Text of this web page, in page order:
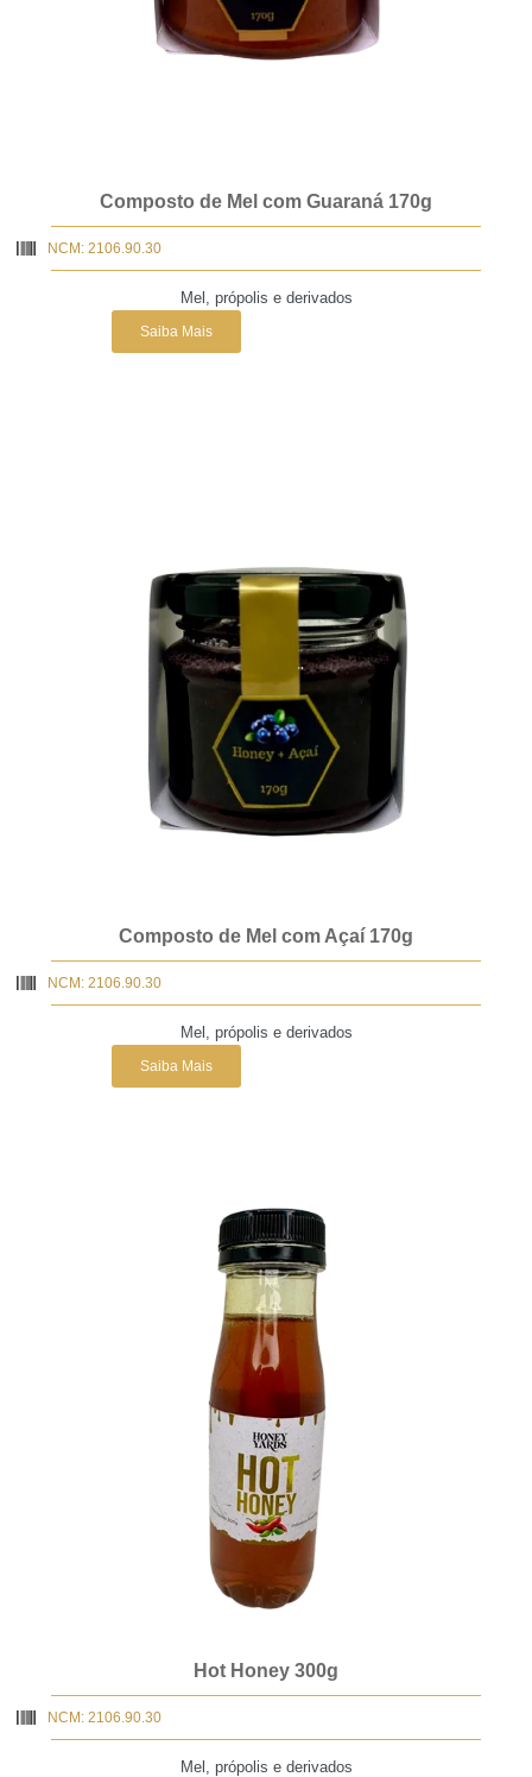
Composto de Mel com Guaraná 170g
NCM: 2106.90.30
Mel, própolis e derivados
Saiba Mais
Composto de Mel com Açaí 170g
NCM: 2106.90.30
Mel, própolis e derivados
Saiba Mais
Hot Honey 300g
NCM: 2106.90.30
Mel, própolis e derivados